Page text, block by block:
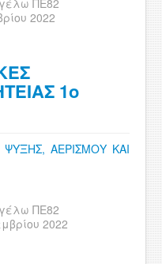
2022
1ο
ΑΕΡΙΣΜΟΥ ΚΑΙ
ΠΕ82
2022